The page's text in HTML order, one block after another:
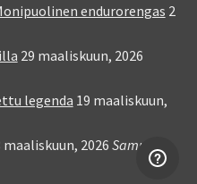
endurorengas 2
29 maaliskuun, 2026
legenda 19 maaliskuun,
maaliskuun, 2026 Samuli